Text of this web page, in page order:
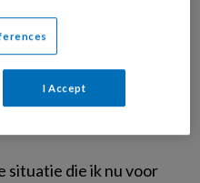
Conclusie:
iets
situatie die ik nu voor
I Accept